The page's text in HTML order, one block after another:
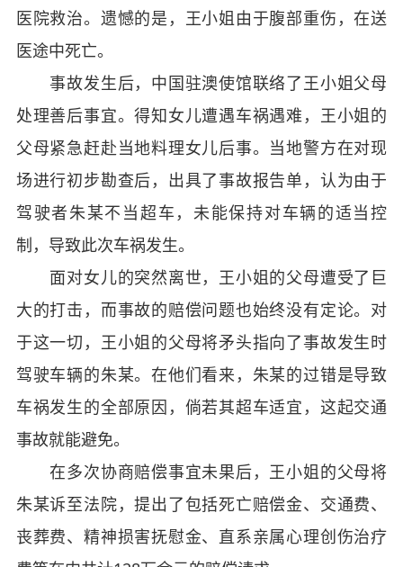
医院救治。遗憾的是，王小姐由于腹部重伤，在送
医途中死亡。
事故发生后，中国驻澳使馆联络了王小姐父母
处理善后事宜。得知女儿遭遇车祸遇难，王小姐的
父母紧急赶赴当地料理女儿后事。当地警方在对现
场进行初步勘查后，出具了事故报告单，认为由于
驾驶者朱某不当超车，未能保持对车辆的适当控
制，导致此次车祸发生。
面对女儿的突然离世，王小姐的父母遭受了巨
大的打击，而事故的赔偿问题也始终没有定论。对
于这一切，王小姐的父母将矛头指向了事故发生时
驾驶车辆的朱某。在他们看来，朱某的过错是导致
车祸发生的全部原因，倘若其超车适宜，这起交通
事故就能避免。
在多次协商赔偿事宜未果后，王小姐的父母将
朱某诉至法院，提出了包括死亡赔偿金、交通费、
丧葬费、精神损害抚慰金、直系亲属心理创伤治疗